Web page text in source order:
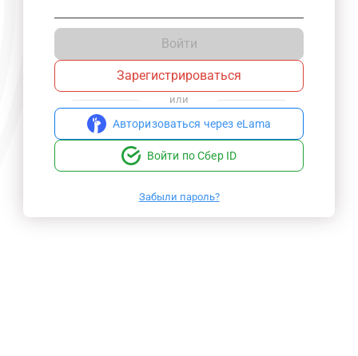
Войти
Зарегистрироваться
или
Авторизоваться через eLama
Войти по Сбер ID
Забыли пароль?